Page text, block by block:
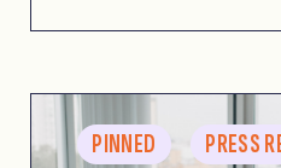
PINNED
PRESS